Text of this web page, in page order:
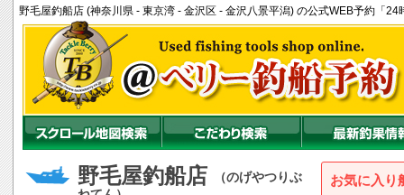
野毛屋釣船店 (神奈川県 - 東京湾 - 金沢区 - 金沢八景平潟) の公式WEB予約「
野毛屋釣船店
（のげやつりぶ
お気に入り